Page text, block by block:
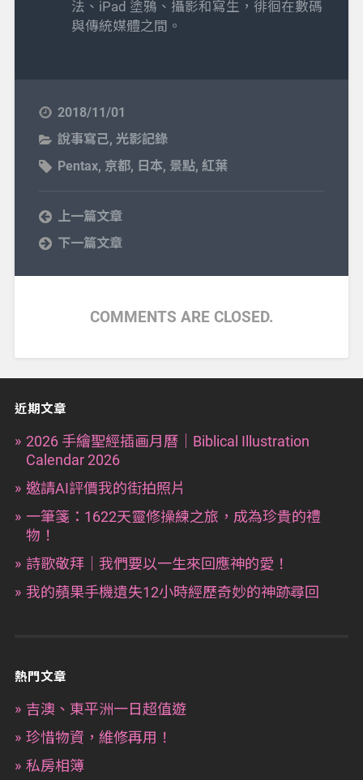
法、iPad 塗鴉、攝影和寫生，徘徊在數碼
與傳統媒體之間。
2018/11/01
說事寫己, 光影記錄
Pentax, 京都, 日本, 景點, 紅葉
上一篇文章
下一篇文章
COMMENTS ARE CLOSED.
近期文章
2026 手繪聖經插画月曆｜Biblical Illustration
Calendar 2026
邀請AI評價我的街拍照片
一筆箋：1622天靈修操練之旅，成為珍貴的禮
物！
詩歌敬拜｜我們要以一生來回應神的愛！
我的蘋果手機遺失12小時經歷奇妙的神跡尋回
熱門文章
吉澳、東平洲一日超值遊
珍惜物資，維修再用！
私房相簿